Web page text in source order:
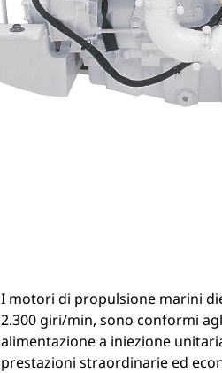
I motori di propulsione marini
2.300 giri/min, sono conformi
alimentazione a iniezione
prestazioni straordinarie ed